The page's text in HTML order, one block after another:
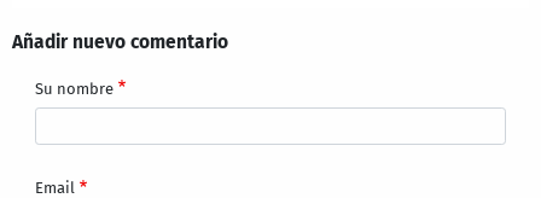
Añadir nuevo comentario
Su nombre
Email